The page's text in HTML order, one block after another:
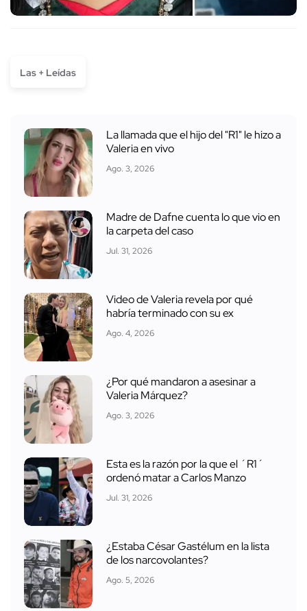
Las + Leídas
La llamada que el hijo del "R1" le hizo a
Valeria en vivo
Ago. 3, 2026
Madre de Dafne cuenta lo que vio en
la carpeta del caso
Jul. 31, 2026
Video de Valeria revela por qué
habría terminado con su ex
Ago. 4, 2026
¿Por qué mandaron a asesinar a
Valeria Márquez?
Ago. 3, 2026
Esta es la razón por la que el ´R1´
ordenó matar a Carlos Manzo
Jul. 31, 2026
¿Estaba César Gastélum en la lista
de los narcovolantes?
Ago. 5, 2026